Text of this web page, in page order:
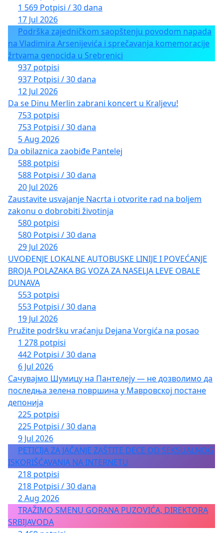
1 569 Potpisi / 30 dana
17 Jul 2026
Podrška zajedničkom saopštenju povodom napada
na Vladimira Arsenijevića i sprečavanja komemoracije
žrtvama genocida u Srebrenici
937 potpisi
937 Potpisi / 30 dana
12 Jul 2026
Da se Dinu Merlin zabrani koncert u Kraljevu!
753 potpisi
753 Potpisi / 30 dana
5 Aug 2026
Da obilaznica zaobiđe Pantelej
588 potpisi
588 Potpisi / 30 dana
20 Jul 2026
Zaustavite usvajanje Nacrta i otvorite rad na boljem
zakonu o dobrobiti životinja
580 potpisi
580 Potpisi / 30 dana
29 Jul 2026
UVOĐENJE LOKALNE AUTOBUSKE LINIJE I POVEĆANJE
BROJA POLAZAKA BG VOZA ZA NASELJA LEVE OBALE
DUNAVA
553 potpisi
553 Potpisi / 30 dana
19 Jul 2026
Pružite podršku vraćanju Dejana Vorgića na posao
1 278 potpisi
442 Potpisi / 30 dana
6 Jul 2026
Сачувајмо Шумицу на Пантелеју — не дозволимо да
последња зелена површина у Мавровској постане
депонија
225 potpisi
225 Potpisi / 30 dana
9 Jul 2026
PETICIJA ZA JAČANJE ZAŠTITE DECE OD SEKSUALNOG
ISKORIŠĆAVANJA NA INTERNETU
218 potpisi
218 Potpisi / 30 dana
2 Aug 2026
TRAŽIMO SMENU GORANA PUZOVIĆA, DIREKTORA
SRBIJAVODA